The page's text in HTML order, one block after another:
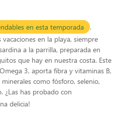
en esta temporada
.
en la playa, siempre
a la parrilla, preparada en
que hay en nuestra costa. Este
3, aporta fibra y vitaminas B,
como fósforo, selenio,
¿Las has probado con
delicia!